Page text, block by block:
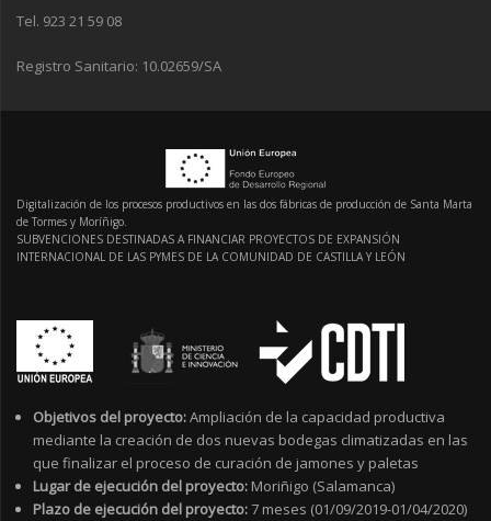
Tel. 923 21 59 08
Registro Sanitario: 10.02659/SA
Digitalización de los procesos productivos en las dos fábricas de producción de Santa Marta
de Tormes y Moríñigo.
SUBVENCIONES DESTINADAS A FINANCIAR PROYECTOS DE EXPANSIÓN
INTERNACIONAL DE LAS PYMES DE LA COMUNIDAD DE CASTILLA Y LEÓN
Objetivos del proyecto:Ampliación de la capacidad productiva
mediante la creación de dos nuevas bodegas climatizadas en las
que finalizar el proceso de curación de jamones y paletas
Lugar de ejecución del proyecto: Moriñigo (Salamanca)
Plazo de ejecución del proyecto:7 meses (01/09/2019-01/04/2020)